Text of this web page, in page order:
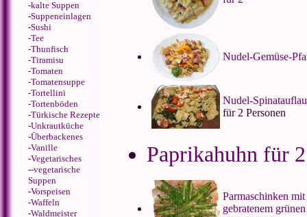
-kalte Suppen
-Suppeneinlagen
-Sushi
-Tee
-Thunfisch
-Tiramisu
-Tomaten
-Tomatensuppe
-Tortellini
-Tortenböden
-Türkische Rezepte
-Unkrautküche
-Überbackenes
-Vanille
-Vegetarisches
--vegetarische
Suppen
-Vorspeisen
-Waffeln
-Waldmeister
Nudel-Gemüse-
Nudel-
für 2 Personen
Paprikahuhn für 2
Parmaschinken mit
gebratenem grünen